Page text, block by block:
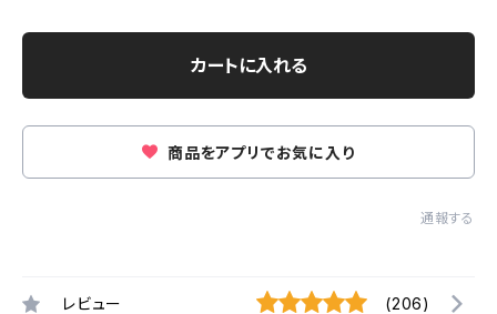
カートに入れる
商品をアプリでお気に入り
通報する
レビュー (206)